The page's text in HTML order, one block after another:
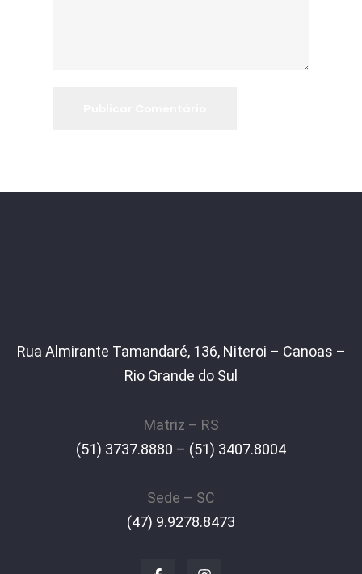
Rua Almirante Tamandaré, 136, Niteroi – Canoas –
Rio Grande do Sul
Matriz – RS
(51) 3737.8880 – (51) 3407.8004
Sede – SC
(47) 9.9278.8473